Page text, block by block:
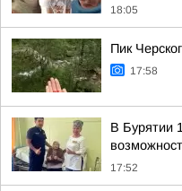
18:05
Пик
17:58
В Бурятии
17:52